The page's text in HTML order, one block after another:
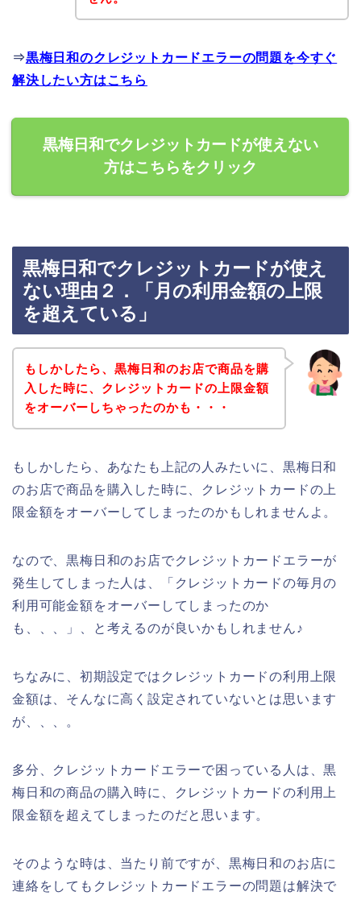
⇒黒梅日和のクレジットカードエラーの問題を今すぐ
解決したい方はこちら
黒梅日和でクレジットカードが使えない
方はこちらをクリック
黒梅日和でクレジットカードが使え
ない理由２．「月の利用金額の上限
を超えている」
もしかしたら、黒梅日和のお店で商品を購
入した時に、クレジットカードの上限金額
をオーバーしちゃったのかも・・・
もしかしたら、あなたも上記の人みたいに、黒梅日和
のお店で商品を購入した時に、クレジットカードの上
限金額をオーバーしてしまったのかもしれませんよ。
なので、黒梅日和のお店でクレジットカードエラーが
発生してしまった人は、「クレジットカードの毎月の
利用可能金額をオーバーしてしまったのか
も、、、」、と考えるのが良いかもしれません♪
ちなみに、初期設定ではクレジットカードの利用上限
金額は、そんなに高く設定されていないとは思います
が、、、。
多分、クレジットカードエラーで困っている人は、黒
梅日和の商品の購入時に、クレジットカードの利用上
限金額を超えてしまったのだと思います。
そのような時は、当たり前ですが、黒梅日和のお店に
連絡をしてもクレジットカードエラーの問題は解決で